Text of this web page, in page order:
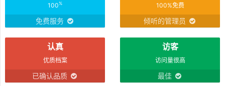
100%
免费服务
100%免费
倾听的管理员
认真
优质档案
已确认品质
访客
访问量很高
最佳